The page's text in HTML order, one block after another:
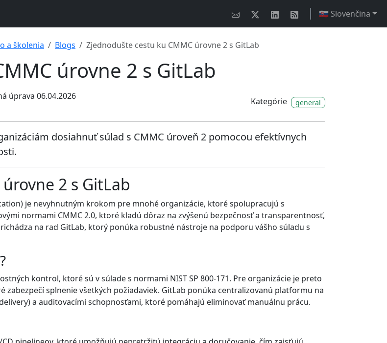
🇸🇰 Slovenčina
a školenia Blogs Zjednodušte cestu ku CMMC úrovne 2 s GitLab
úrovne 2 s GitLab
úprava 06.04.2026
Kategórie general
dosiahnuť súlad s CMMC úroveň 2 pomocou efektívnych
2 s GitLab
je nevyhnutným krokom pre mnohé organizácie, ktoré spolupracujú s
normami CMMC 2.0, ktoré kladú dôraz na zvýšenú bezpečnosť a transparentnosť,
na rad GitLab, ktorý ponúka robustné nástroje na podporu vášho súladu s
kontrol, ktoré sú v súlade s normami NIST SP 800-171. Pre organizácie je preto
splnenie všetkých požiadaviek. GitLab ponúka centralizovanú platformu na
a auditovacími schopnosťami, ktoré pomáhajú eliminovať manuálnu prácu.